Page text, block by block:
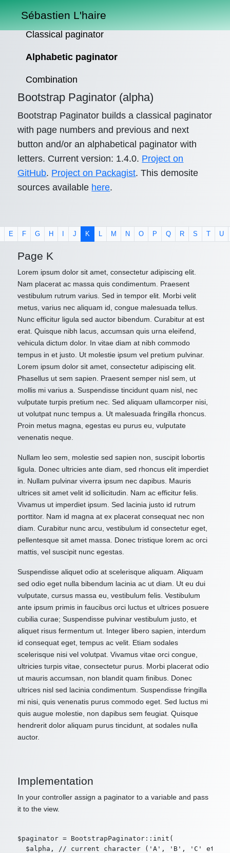
Sébastien L'haire
Classical paginator
Alphabetic paginator
Combination
Bootstrap Paginator (alpha)
Bootstrap Paginator builds a classical paginator
with page numbers and previous and next
button and/or an alphabetical paginator with
letters. Current version: 1.4.0. Project on
GitHub. Project on Packagist. This demosite
sources available here.
E F G H J K L M N O P Q R S U
Page K
Lorem ipsum dolor sit amet, consectetur adipiscing elit.
Nam placerat ac massa quis condimentum. Praesent
vestibulum rutrum varius. Sed in tempor elit. Morbi velit
metus, varius nec aliquam id, congue malesuada tellus.
Nunc efficitur ligula sed auctor bibendum. Curabitur at est
erat. Quisque nibh lacus, accumsan quis urna eleifend,
vehicula dictum dolor. In vitae diam at nibh commodo
tempus in et justo. Ut molestie ipsum vel pretium pulvinar.
Lorem ipsum dolor sit amet, consectetur adipiscing elit.
Phasellus ut sem sapien. Praesent semper nisl sem, ut
mollis mi varius a. Suspendisse tincidunt quam nisl, nec
vulputate turpis pretium nec. Sed aliquam ullamcorper nisi,
ut volutpat nunc tempus a. Ut malesuada fringilla rhoncus.
Proin metus magna, egestas eu purus eu, vulputate
venenatis neque.
Nullam leo sem, molestie sed sapien non, suscipit lobortis
ligula. Donec ultricies ante diam, sed rhoncus elit imperdiet
in. Nullam pulvinar viverra ipsum nec dapibus. Mauris
ultrices sit amet velit id sollicitudin. Nam ac efficitur felis.
Vivamus ut imperdiet ipsum. Sed lacinia justo id rutrum
porttitor. Nam id magna at ex placerat consequat nec non
diam. Curabitur nunc arcu, vestibulum id consectetur eget,
pellentesque sit amet massa. Donec tristique lorem ac orci
mattis, vel suscipit nunc egestas.
Suspendisse aliquet odio at scelerisque aliquam. Aliquam
sed odio eget nulla bibendum lacinia ac ut diam. Ut eu dui
vulputate, cursus massa eu, vestibulum felis. Vestibulum
ante ipsum primis in faucibus orci luctus et ultrices posuere
cubilia curae; Suspendisse pulvinar vestibulum justo, et
aliquet risus fermentum ut. Integer libero sapien, interdum
id consequat eget, tempus ac velit. Etiam sodales
scelerisque nisi vel volutpat. Vivamus vitae orci congue,
ultricies turpis vitae, consectetur purus. Morbi placerat odio
ut mauris accumsan, non blandit quam finibus. Donec
ultrices nisl sed lacinia condimentum. Suspendisse fringilla
mi nisi, quis venenatis purus commodo eget. Sed luctus mi
quis augue molestie, non dapibus sem feugiat. Quisque
hendrerit dolor aliquam purus tincidunt, at sodales nulla
auctor.
Implementation
In your controller assign a paginator to a variable and pass
it to the view.
$paginator = BootstrapPaginator::init(
$alpha, // current character ('A', 'B', 'C' etc.